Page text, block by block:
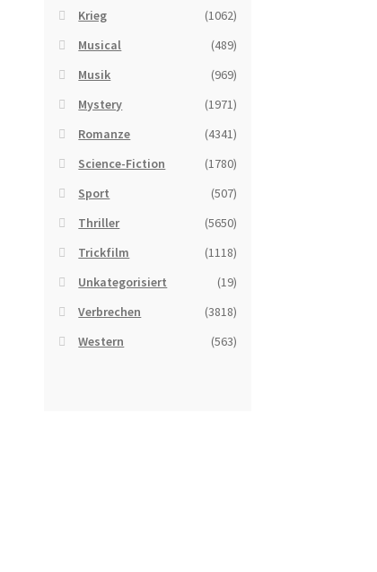
Krieg
(1062)
Musical
(489)
Musik
(969)
Mystery
(1971)
Romanze
(4341)
Science-Fiction
(1780)
Sport
(507)
Thriller
(5650)
Trickfilm
(1118)
Unkategorisiert
(19)
Verbrechen
(3818)
Western
(563)